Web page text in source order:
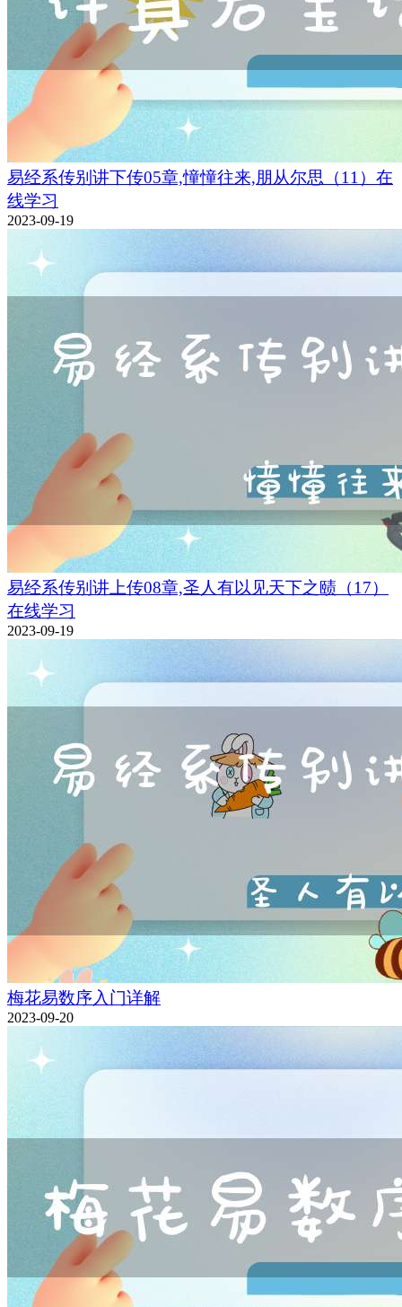
易经系传别讲下传05章,憧憧往来,朋从尔思（11）在
线学习
2023-09-19
易经系传别讲上传08章,圣人有以见天下之赜（17）
在线学习
2023-09-19
梅花易数序入门详解
2023-09-20